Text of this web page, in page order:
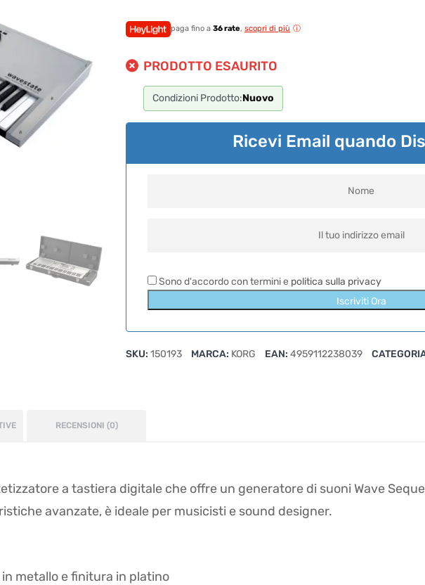
paga fino a 36 rate, scopri di più
PRODOTTO ESAURITO
Condizioni Prodotto:Nuovo
Ricevi Email quando
Sono d'accordo con termini e politica sulla privacy
Iscriviti Ora
SKU: 150193 MARCA: KORG EAN: 4959112238039
RECENSIONI (0)
a tastiera digitale che offre un generatore di suoni Wave
avanzate, è ideale per musicisti e sound designer.
metallo e finitura in platino